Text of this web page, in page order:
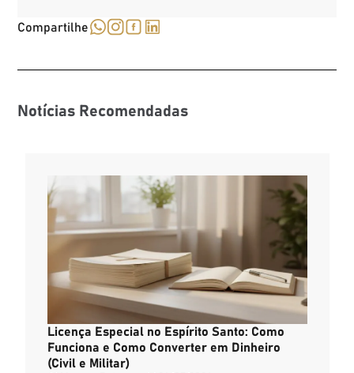
Compartilhe
Notícias Recomendadas
Licença Especial no Espírito Santo: Como
Funciona e Como Converter em Dinheiro
(Civil e Militar)